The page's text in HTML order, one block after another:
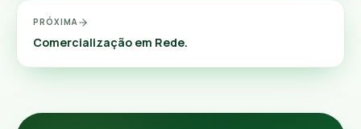
PRÓXIMA
Comercialização em Rede.